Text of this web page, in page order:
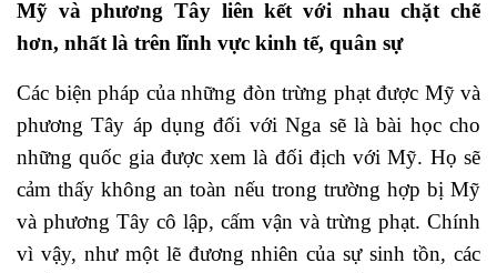
Mỹ và phương Tây liên kết với nhau chặt chẽ
hơn, nhất là trên lĩnh vực kinh tế, quân sự
Các biện pháp của những đòn trừng phạt được Mỹ và
phương Tây áp dụng đối với Nga sẽ là bài học cho
những quốc gia được xem là đối địch với Mỹ. Họ sẽ
cảm thấy không an toàn nếu trong trường hợp bị Mỹ
và phương Tây cô lập, cấm vận và trừng phạt. Chính
vì vậy, như một lẽ đương nhiên của sự sinh tồn, các